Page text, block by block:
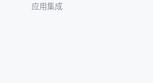
应用集成